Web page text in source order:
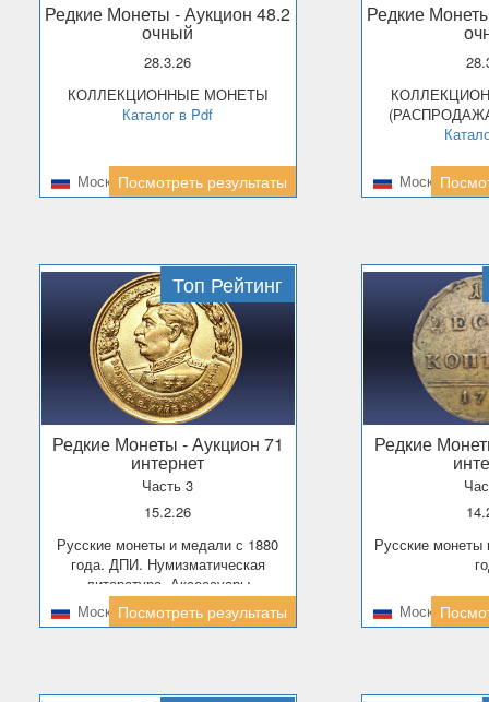
Редкие Монеты - Аукцион 48.2
очный
28.3.26
КОЛЛЕКЦИОННЫЕ МОНЕТЫ
Каталог в Pdf
МоскваПосмотреть результаты
Редкие
КОЛЛЕКЦИОННЫЕ МЕДАЛИ
Москва
Топ Рейтинг
Редкие Монеты - Аукцион 71
интернет
Часть 3
15.2.26
Русские монеты и медали с 1880
года. ДПИ. Нумизматическая
литература. Аксессуары
МоскваПосмотреть результаты
Редкие
Русские монеты и медали до 1880
Москва